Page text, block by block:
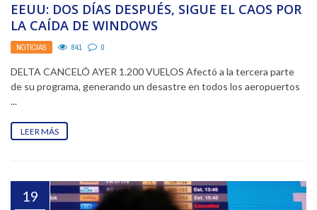
EEUU: DOS DÍAS DESPUÉS, SIGUE EL CAOS POR
LA CAÍDA DE WINDOWS
NOTICIAS 841 0
DELTA CANCELÓ AYER 1.200 VUELOS Afectó a la tercera parte
de su programa, generando un desastre en todos los aeropuertos
...
LEER MÁS
19